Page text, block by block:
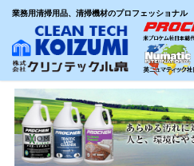
業務用清掃用品、清掃機材のプロフェッショナル